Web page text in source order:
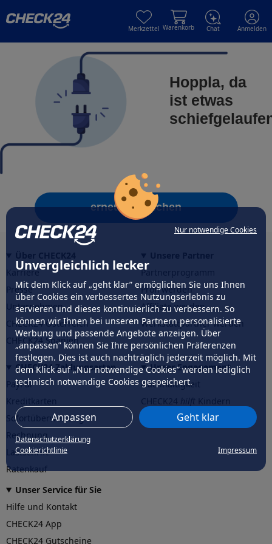
Nur notwendige Cookies
Unvergleichlich lecker
Mit dem Klick auf „geht klar” ermöglichen Sie uns Ihnen
über Cookies ein verbessertes Nutzungserlebnis zu
servieren und dieses kontinuierlich zu verbessern. So
können wir Ihnen bei unseren Partnern personalisierte
Werbung und passende Angebote anzeigen. Über
„anpassen” können Sie Ihre persönlichen Präferenzen
festlegen. Dies ist auch nachträglich jederzeit möglich. Mit
dem Klick auf „Nur notwendige Cookies” werden lediglich
technisch notwendige Cookies gespeichert.
Anpassen Geht klar
Datenschutzerklärung
Cookierichtlinie
Impressum
Merkzettel Warenkorb Chat Anmelden
Hoppla, da
ist etwas
erneut versuchen
Karriere
Presse
Unternehmen
CHECK24 Österreich
CHECK24 Spanien
Partnerprogramm
Profi werden
Affiliate werden
Werkstattpartner werden
CHECK24 Zahlungsarten
PayPal
Sofortüberweisung
Rechnung
Lastschrift
Ratenkauf
Unser Engagement
Nachhaltigkeit
CHECK24hilftder Natur
Unser Service für Sie
Hilfe und Kontakt
CHECK24 App
CHECK24 Gutscheine